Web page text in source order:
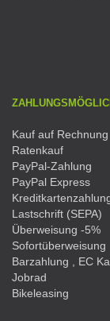
Kauf auf Rechnung
Ratenkauf
PayPal-Zahlung
PayPal Express
Lastschrift (SEPA)
Überweisung -5%
Sofortüberweisung
Barzahlung , EC
Jobrad
Bikeleasing